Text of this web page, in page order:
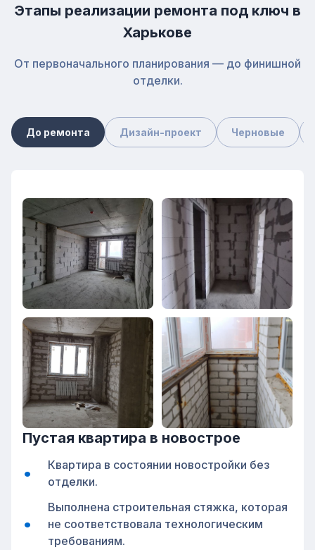
Этапы реализации ремонта под ключ в
Харькове
От первоначального планирования — до финишной
отделки.
До ремонта Дизайн-проект Черновые
Пустая квартира в новострое
Квартира в состоянии новостройки без
отделки.
Выполнена строительная стяжка, которая
не соответствовала технологическим
требованиям.